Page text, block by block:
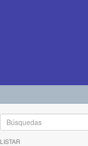
LISTAR